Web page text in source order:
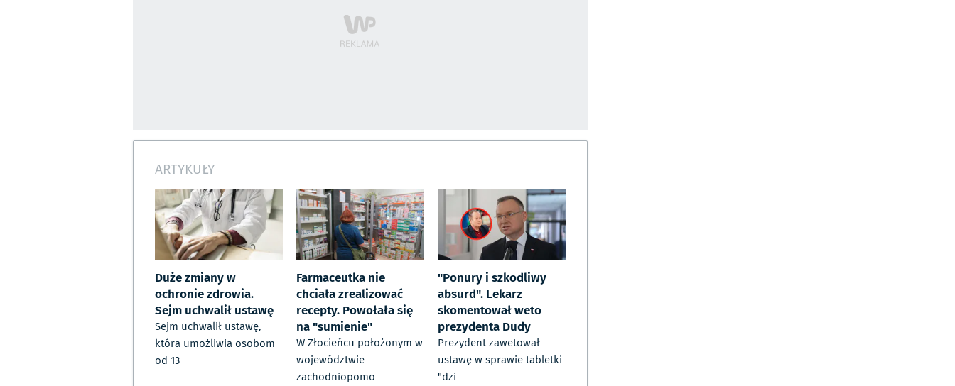
ARTYKUŁY
Duże zmiany w
ochronie zdrowia.
Sejm uchwalił ustawę
Sejm uchwalił ustawę,
która umożliwia osobom
od 13
Farmaceutka nie
chciała zrealizować
recepty. Powołała się
na "sumienie"
W Złocieńcu położonym w
województwie
zachodniopomo
"Ponury i szkodliwy
absurd". Lekarz
skomentował weto
prezydenta Dudy
Prezydent zawetował
ustawę w sprawie tabletki
"dzi